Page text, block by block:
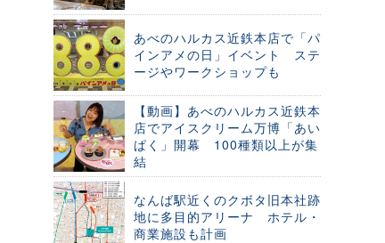
あべのハルカス近鉄本店で「パ
インアメの日」イベント ステ
ージやワークショップも
【動画】あべのハルカス近鉄本
店でアイスクリーム万博「あい
ぱく」開幕 100種類以上が集
結
なんば駅近くのクボタ旧本社跡
地に多目的アリーナ ホテル・
商業施設も計画